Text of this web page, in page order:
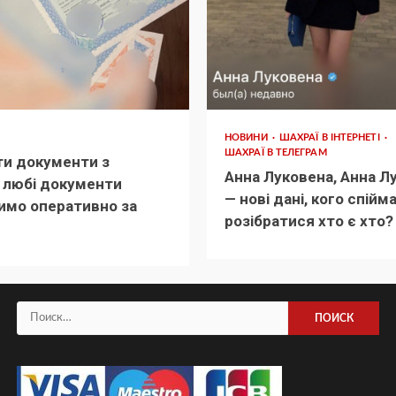
документи з
любі документи
оперативно за
НОВИНИ
ШАХРАЇ В ІНТЕРНЕТІ
ШАХРАЇ В ТЕЛЕГРАМ
Анна Луковена, Анна
— нові дані, кого
розібратися хто є хто?
Найти: